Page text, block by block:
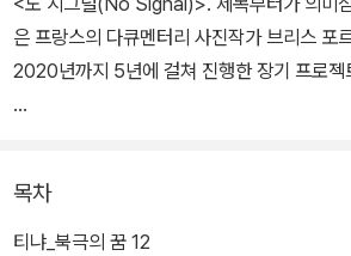
은 프랑스의 다큐멘터리 사진작가 브리스 포
2020년까지 5년에 걸쳐 진행한 장기 프로젝
리 데이비드 소로에게 깊은 영감을 받아 21세
는 프로젝트를 기획했다. 그리고 5년 동안 많
목차
티냐_북극의 꿈 12